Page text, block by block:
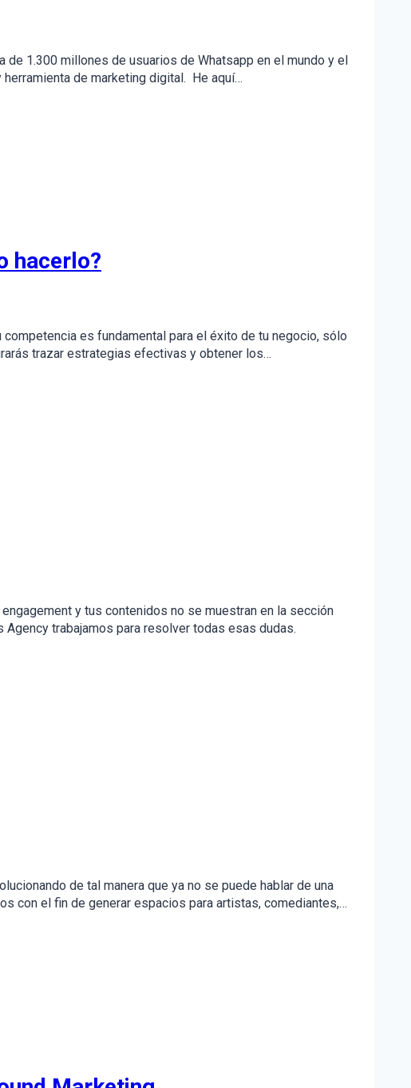
1.300 millones de usuarios de Whatsapp en el mundo y el
de marketing digital. He aquí…
hacerlo?
es fundamental para el éxito de tu negocio, sólo
trazar estrategias efectivas y obtener los…
y tus contenidos no se muestran en la sección
trabajamos para resolver todas esas dudas.
de tal manera que ya no se puede hablar de una
con el fin de generar espacios para artistas, comediantes,…